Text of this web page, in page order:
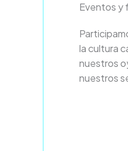
Eventos y
la cultura
nuestros
nuestros